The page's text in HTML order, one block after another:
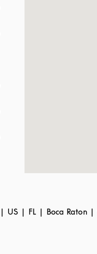
US FL Boca Raton